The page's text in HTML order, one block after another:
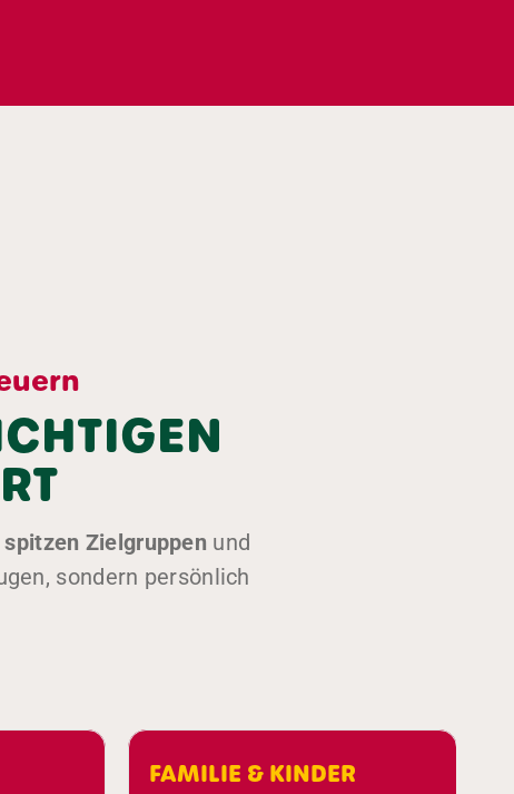
spitzen Zielgruppen und
sondern persönlich
FAMILIE & KINDER